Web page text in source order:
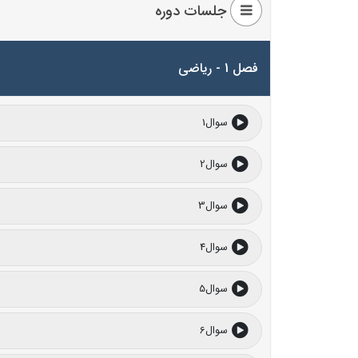
جلسات دوره
فصل 1 - ریاضی
سوال1
سوال2
سوال3
سوال4
سوال5
سوال6